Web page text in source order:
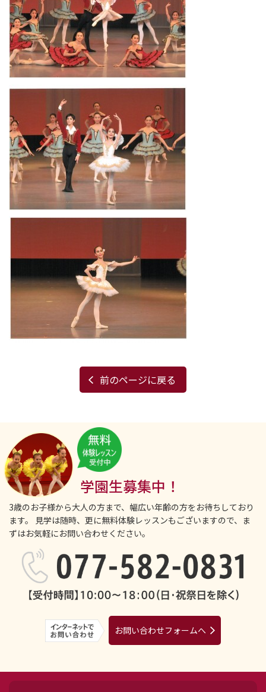
前のページに戻る
学園生募集中！
3歳のお子様から大人の方まで、幅広い年齢の方をお待ちしており
ます。
見学は随時、更に無料体験レッスンもございますので、ま
ずはお気軽にお問い合わせください。
お問い合わせフォームへ